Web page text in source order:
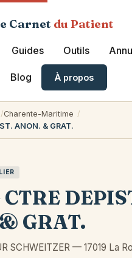
Carnet du Patient
Guides Outils
Blog À propos
Charente-Maritime
ANON. & GRAT.
CTRE
GRAT.
SCHWEITZER — 17019 La